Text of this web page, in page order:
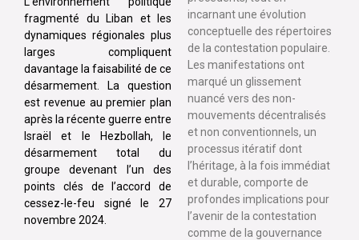
fragmenté du Liban et les
dynamiques régionales plus
larges compliquent
davantage la faisabilité de ce
désarmement. La question
est revenue au premier plan
après la récente guerre entre
Israël et le Hezbollah, le
désarmement total du
groupe devenant l’un des
points clés de l’accord de
cessez-le-feu signé le 27
novembre 2024.
incarnant une évolution
conceptuelle des répertoires
de la contestation populaire.
Les manifestations ont
marqué un glissement
nuancé vers des non-
mouvements décentralisés
et non conventionnels, un
processus itératif dont
l’héritage, à la fois immédiat
et durable, comporte de
profondes implications pour
l’avenir de la contestation
comme de la gouvernance